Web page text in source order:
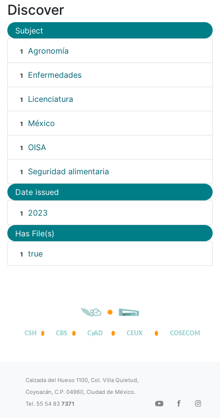
Discover
Subject
1 Agronomía
1 Enfermedades
1 Licenciatura
1 México
1 OISA
1 Seguridad alimentaria
Date issued
1 2023
Has File(s)
1 true
CSH CBS CyAD CEUX COSECOM
Calzada del Hueso 1100, Col. Villa Quietud,
Coyoacán, C.P. 04960, Ciudad de México.
Tel. 55 54 837371